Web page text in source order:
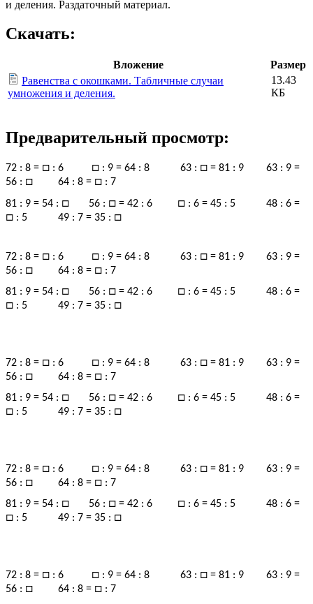
и деления. Раздаточный материал.
Скачать:
Вложение
Размер
Равенства с окошками. Табличные случаи
умножения и деления.
13.43
КБ
Предварительный просмотр:
72 : 8 = □ : 6 □ : 9 = 64 : 8 63 : □ = 81 : 9 63 : 9 =
56 : □ 64 : 8 = □ : 7
81 : 9 = 54 : □ 56 : □ = 42 : 6 □ : 6 = 45 : 5 48 : 6 =
□ : 5 49 : 7 = 35 : □
72 : 8 = □ : 6 □ : 9 = 64 : 8 63 : □ = 81 : 9 63 : 9 =
56 : □ 64 : 8 = □ : 7
81 : 9 = 54 : □ 56 : □ = 42 : 6 □ : 6 = 45 : 5 48 : 6 =
□ : 5 49 : 7 = 35 : □
72 : 8 = □ : 6 □ : 9 = 64 : 8 63 : □ = 81 : 9 63 : 9 =
56 : □ 64 : 8 = □ : 7
81 : 9 = 54 : □ 56 : □ = 42 : 6 □ : 6 = 45 : 5 48 : 6 =
□ : 5 49 : 7 = 35 : □
72 : 8 = □ : 6 □ : 9 = 64 : 8 63 : □ = 81 : 9 63 : 9 =
56 : □ 64 : 8 = □ : 7
81 : 9 = 54 : □ 56 : □ = 42 : 6 □ : 6 = 45 : 5 48 : 6 =
□ : 5 49 : 7 = 35 : □
72 : 8 = □ : 6 □ : 9 = 64 : 8 63 : □ = 81 : 9 63 : 9 =
56 : □ 64 : 8 = □ : 7